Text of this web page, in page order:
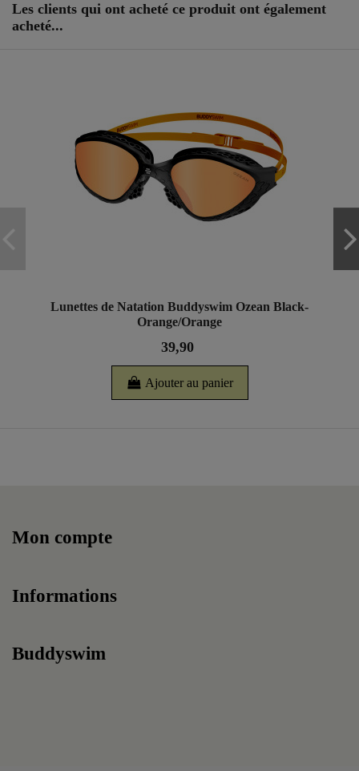
Les clients qui ont acheté ce produit ont également
acheté...
Lunettes de Natation Buddyswim Ozean Black-
Orange/Orange
39,90
Ajouter au panier
Mon compte
Informations
Buddyswim